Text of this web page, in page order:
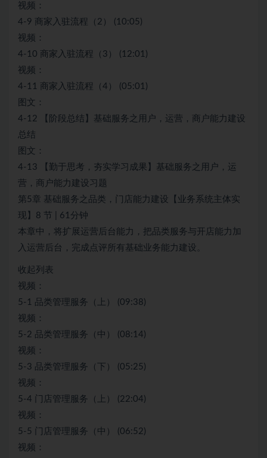
视频：
4-9 商家入驻流程（2） (10:05)
视频：
4-10 商家入驻流程（3） (12:01)
视频：
4-11 商家入驻流程（4） (05:01)
图文：
4-12 【阶段总结】基础服务之用户，运营，商户能力建设
总结
图文：
4-13 【勤于思考，夯实学习成果】基础服务之用户，运
营，商户能力建设习题
第5章 基础服务之品类，门店能力建设【业务系统主体实
现】8 节 | 61分钟
本章中，将扩展运营后台能力，把品类服务与开店能力加
入运营后台，完成点评所有基础业务能力建设。
收起列表
视频：
5-1 品类管理服务（上） (09:38)
视频：
5-2 品类管理服务（中） (08:14)
视频：
5-3 品类管理服务（下） (05:25)
视频：
5-4 门店管理服务（上） (22:04)
视频：
5-5 门店管理服务（中） (06:52)
视频：